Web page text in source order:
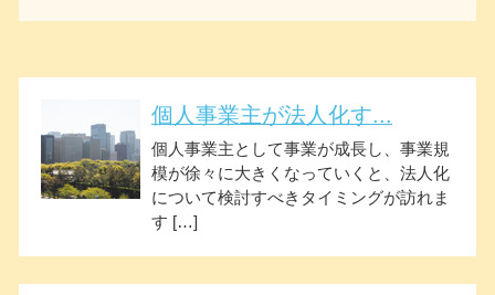
個人事業主が法人化す...
個人事業主として事業が成長し、事業規
模が徐々に大きくなっていくと、法人化
について検討すべきタイミングが訪れま
す […]